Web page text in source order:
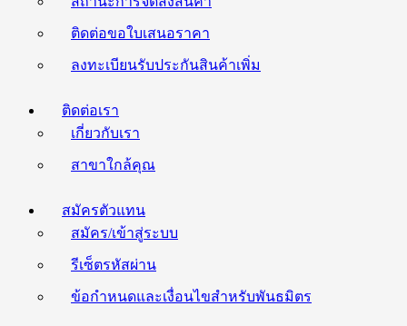
ติดต่อขอใบเสนอราคา
ลงทะเบียนรับประกันสินค้าเพิ่ม
ติดต่อเรา
เกี่ยวกับเรา
สาขาใกล้คุณ
สมัครตัวแทน
สมัคร/เข้าสู่ระบบ
รีเซ็ตรหัสผ่าน
ข้อกำหนดและเงื่อนไขสำหรับพันธมิตร